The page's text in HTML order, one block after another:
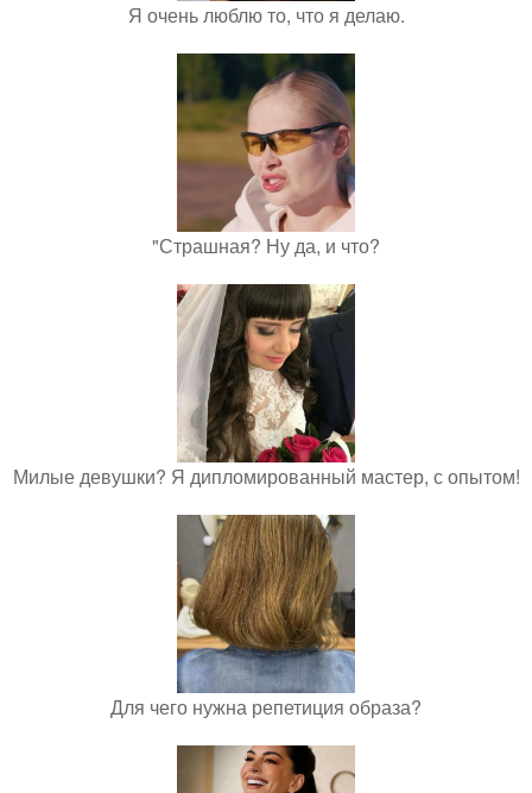
Я очень люблю то, что я делаю.
"Страшная? Ну да, и что?
Милые девушки? Я дипломированный мастер, с опытом!
Для чего нужна репетиция образа?